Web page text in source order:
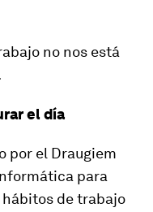
no nos está
el día
por el Draugiem
para
de trabajo